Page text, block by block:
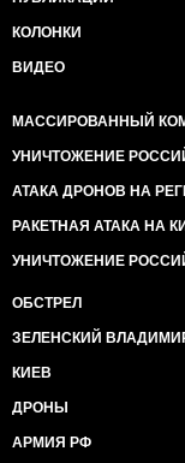
КОЛОНКИ
ВИДЕО
МАССИРОВАННЫЙ
УНИЧТОЖЕНИЕ
АТАКА ДРОНОВ НА
РАКЕТНАЯ АТАКА НА
УНИЧТОЖЕНИЕ
ОБСТРЕЛ
ЗЕЛЕНСКИЙ
КИЕВ
ДРОНЫ
АРМИЯ РФ